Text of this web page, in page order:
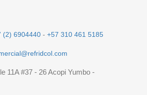
(2) 6904440- +57 310 461 5185
11A #37 - 26 Acopi Yumbo -